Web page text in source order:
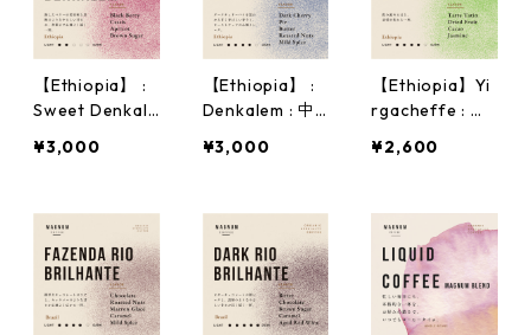
【Ethiopia】 :
Sweet Denkale
ガニック コー
¥3,000
【Ethiopia】 :
Denkalem : 中
ク コーヒー豆
¥3,000
【Ethiopia】Yi
rgacheffe : 中
ク コーヒー豆
¥2,600